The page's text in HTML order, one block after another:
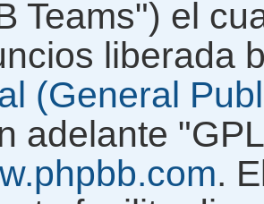
Teams") el
liberada
(General
adelante
.